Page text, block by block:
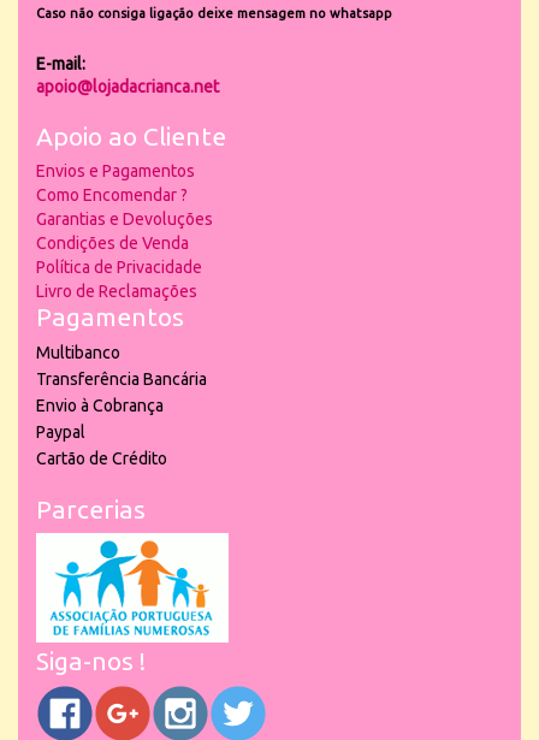
Caso não consiga ligação deixe mensagem no whatsapp
E-mail:
apoio@lojadacrianca.net
Apoio ao Cliente
Envios e Pagamentos
Como Encomendar ?
Garantias e Devoluções
Condições de Venda
Política de Privacidade
Livro de Reclamações
Pagamentos
Multibanco
Transferência Bancária
Envio à Cobrança
Paypal
Cartão de Crédito
Parcerias
Siga-nos !